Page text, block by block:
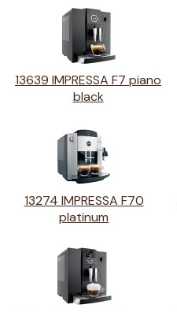
13639 IMPRESSA F7 piano
black
13274 IMPRESSA F70
platinum